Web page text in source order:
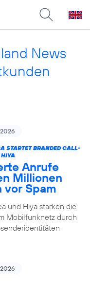
News
STARTET BRANDED CALL-
Anrufe
Millionen
vor Spam
und Hiya stärken die
Mobilfunknetz durch